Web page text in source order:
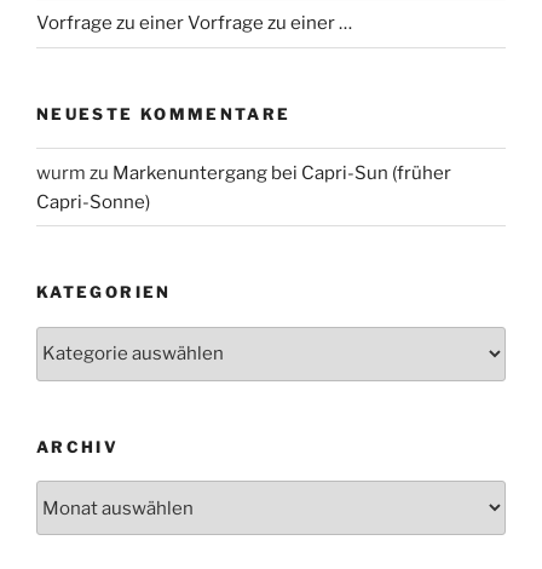
Vorfrage zu einer Vorfrage zu einer …
NEUESTE KOMMENTARE
wurm zu Markenuntergang bei Capri-Sun (früher
Capri-Sonne)
KATEGORIEN
ARCHIV